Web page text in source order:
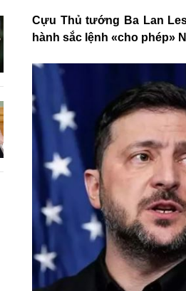
Cựu Thủ tướng Ba Lan
hành sắc lệnh «cho phép»